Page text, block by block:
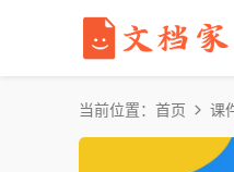
当前位置： 首页 课